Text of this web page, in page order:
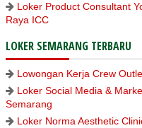
Loker Product Consultant
Raya ICC
LOKER SEMARANG TERBARU
Lowongan Kerja Crew
Loker Social Media &
Semarang
Loker Norma Aesthetic